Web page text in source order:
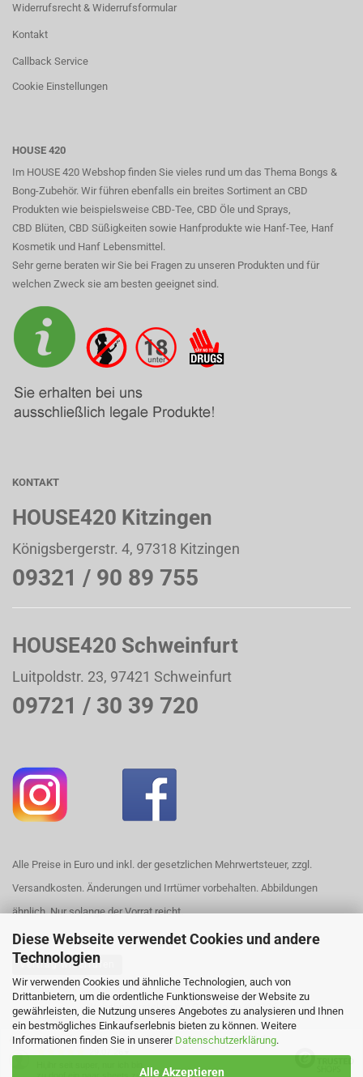
Diese Webseite verwendet Cookies und andere
Technologien
Wir verwenden Cookies und ähnliche Technologien, auch von
Drittanbietern, um die ordentliche Funktionsweise der Website zu
gewährleisten, die Nutzung unseres Angebotes zu analysieren und Ihnen
ein bestmögliches Einkaufserlebnis bieten zu können. Weitere
Informationen finden Sie in unserer Datenschutzerklärung.
Alle Akzeptieren
Widerrufsrecht & Widerrufsformular
Kontakt
Callback Service
Cookie Einstellungen
HOUSE 420
Im HOUSE 420 Webshop finden Sie vieles rund um das Thema Bongs &
Bong-Zubehör. Wir führen ebenfalls ein breites Sortiment an CBD
Produkten wie beispielsweise CBD-Tee, CBD Öle und Sprays,
CBD Blüten, CBD Süßigkeiten sowie Hanfprodukte wie Hanf-Tee, Hanf
Kosmetik und Hanf Lebensmittel.
Sehr gerne beraten wir Sie bei Fragen zu unseren Produkten und für
welchen Zweck sie am besten geeignet sind.
KONTAKT
HOUSE420 Kitzingen
Königsbergerstr. 4, 97318 Kitzingen
09321 / 90 89 755
HOUSE420 Schweinfurt
Luitpoldstr. 23, 97421 Schweinfurt
09721 / 30 39 720
Alle Preise in Euro und inkl. der gesetzlichen Mehrwertsteuer, zzgl.
Versandkosten. Änderungen und Irrtümer vorbehalten. Abbildungen
ähnlich. Nur solange der Vorrat reicht.
Vertrag widerrufen
Webshop erstellenmit Gambio.de © 2026
Ausgewählte Top-Bewertungen für https://www.house420.de